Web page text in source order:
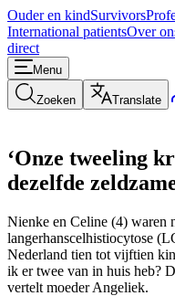
Ouder en kindSurvivors
International patientsOver
direct
Menu
Zoeken Translate
‘Onze tweeling
dezelfde
Nienke en Celine (4) waren
langerhanscelhistiocytose
Nederland tien tot vijftien
ik er twee van in huis heb?
vertelt moeder Angeliek.